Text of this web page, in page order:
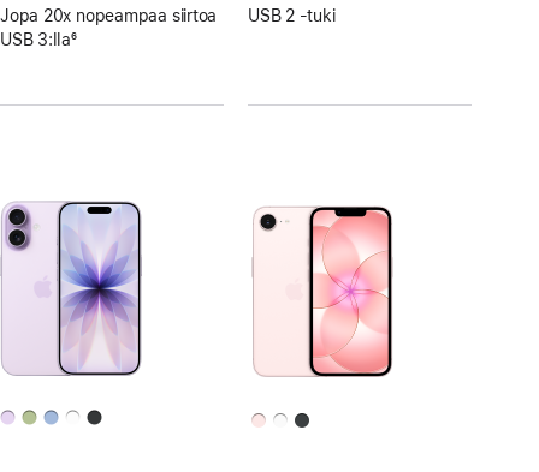
Jopa 20x nopeampaa siirtoa
USB 3:lla6
USB 2 ‑tuki